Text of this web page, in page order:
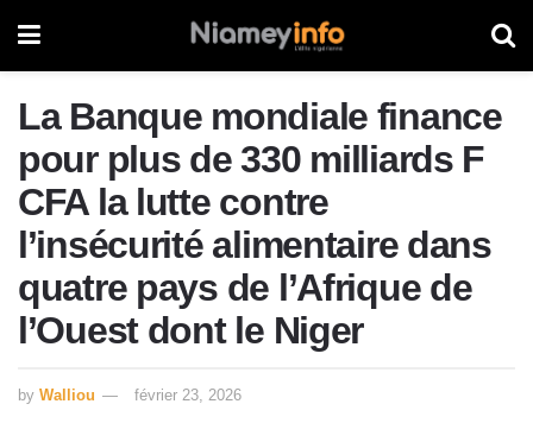
La Banque mondiale finance
pour plus de 330 milliards F
CFA la lutte contre
l’insécurité alimentaire dans
quatre pays de l’Afrique de
l’Ouest dont le Niger
by Walliou février 23, 2026